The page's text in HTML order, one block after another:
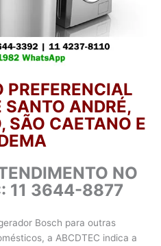
SANTO ANDRÉ,
SÃO CAETANO E
NO
11 3644-8877
Bosch para outras
a ABCDTEC indica a